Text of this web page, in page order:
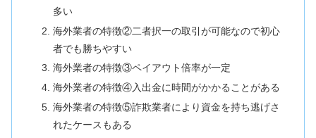
多い
海外業者の特徴②二者択一の取引が可能なので初心
者でも勝ちやすい
海外業者の特徴③ペイアウト倍率が一定
海外業者の特徴④入出金に時間がかかることがある
海外業者の特徴⑤詐欺業者により資金を持ち逃げさ
れたケースもある